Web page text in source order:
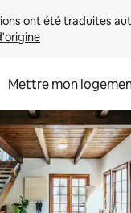
Mettre mon